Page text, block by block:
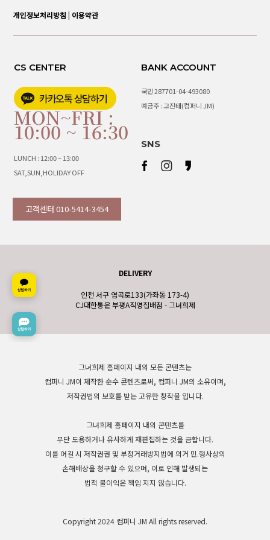
개인정보처리방침 | 이용약관
CS CENTER
MON~FRI :
10:00 ~ 16:30
LUNCH : 12:00 ~ 13:00
SAT,SUN,HOLIDAY OFF
고객센터 010-5414-3454
BANK ACCOUNT
국민 287701-04-493080
예금주 : 고진태(컴퍼니 JM)
SNS
DELIVERY
인천 서구 염곡로133(가좌동 173-4)
CJ대한통운 부평A직영집배점 - 그녀희제
그녀희제 홈페이지 내의 모든 콘텐츠는
컴퍼니 JM이 제작한 순수 콘텐츠로써, 컴퍼니 JM의 소유이며,
저작권법의 보호를 받는 고유한 창작물 입니다.
그녀희제 홈페이지 내의 콘텐츠를
무단 도용하거나 유사하게 재편집하는 것을 금합니다.
이를 어길 시 저작권권 및 부정거래방지법에 의거 민.형사상의
손해배상을 청구할 수 있으며, 이로 인해 발생되는
법적 불이익은 책임 지지 않습니다.
Copyright 2024 컴퍼니 JM All rights reserved.